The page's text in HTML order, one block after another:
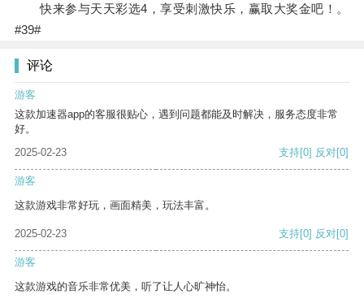
快来参与天天彩选4，享受刺激快乐，赢取大奖金吧！。
#39#
评论
游客
这款加速器app的客服很贴心，遇到问题都能及时解决，服务态度非常
好。
2025-02-23
支持[0] 反对[0]
游客
这款游戏非常好玩，画面精美，玩法丰富。
2025-02-23 支持[0] 反对[0]
游客
这款游戏的音乐非常优美，听了让人心旷神怡。